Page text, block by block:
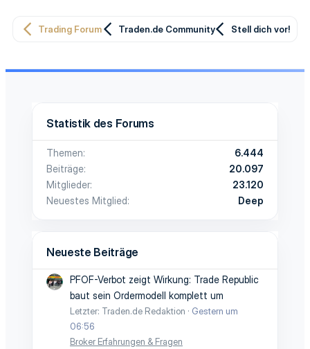
Trading Forum Traden.de Community Stell dich vor!
Statistik des Forums
Themen
6.444
Beiträge
20.097
Mitglieder
23.120
Neuestes Mitglied
Deep
Neueste Beiträge
PFOF-Verbot zeigt Wirkung: Trade Republic
baut sein Ordermodell komplett um
Letzter: Traden.de Redaktion
Gestern um
06:56
Broker Erfahrungen & Fragen